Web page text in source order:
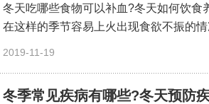
冬天吃哪些食物可以补血?冬天如何饮
在这样的季节容易上火出现食欲不振的
2019-11-19
冬季常见疾病有哪些?冬天预防